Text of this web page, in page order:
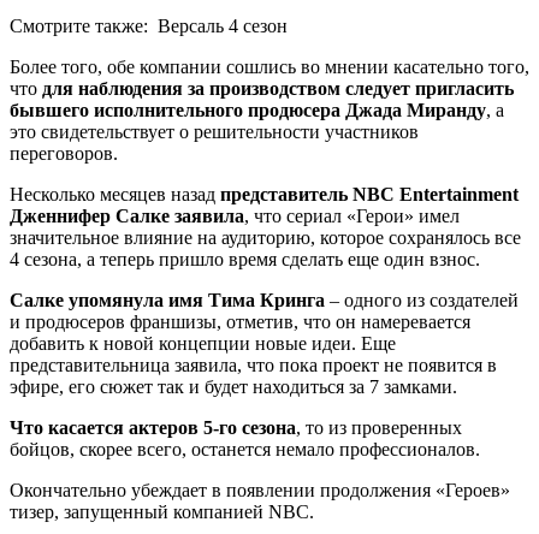
Смотрите также: Версаль 4 сезон
Более того, обе компании сошлись во мнении касательно того,
что для наблюдения за производством следует пригласить
бывшего исполнительного продюсера Джада Миранду, а
это свидетельствует о решительности участников
переговоров.
Несколько месяцев назад представитель NBC Entertainment
Дженнифер Салке заявила, что сериал «Герои» имел
значительное влияние на аудиторию, которое сохранялось все
4 сезона, а теперь пришло время сделать еще один взнос.
Салке упомянула имя Тима Кринга – одного из создателей
и продюсеров франшизы, отметив, что он намеревается
добавить к новой концепции новые идеи. Еще
представительница заявила, что пока проект не появится в
эфире, его сюжет так и будет находиться за 7 замками.
Что касается актеров 5-го сезона, то из проверенных
бойцов, скорее всего, останется немало профессионалов.
Окончательно убеждает в появлении продолжения «Героев»
тизер, запущенный компанией NBC.